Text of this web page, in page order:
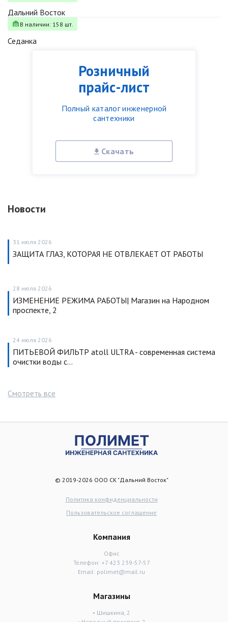
Розничный
прайс-лист
Полный каталог инженерной
сантехники
Скачать
Новости
31 июля 2026
ЗАЩИТА ГЛАЗ, КОТОРАЯ НЕ ОТВЛЕКАЕТ ОТ РАБОТЫ
28 июля 2026
ИЗМЕНЕНИЕ РЕЖИМА РАБОТЫ| Магазин на Народном
проспекте, 2
24 июля 2026
ПИТЬЕВОЙ ФИЛЬТР atoll ULTRA - современная система
очистки воды с…
Смотреть все
Дальний Восток
В наличии: 158 шт.
Седанка
© 2019-2026 ООО СК "Дальний Восток"
Политика конфиденциальности
Пользовательское соглашение
Компания
Офис
Телефон: +7 423 239-57-57
Email: polimet@mail.ru
Магазины
• Шишкина, 2